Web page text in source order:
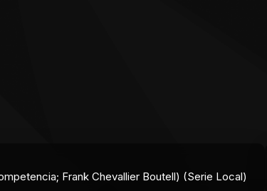
Frank Chevallier Boutell) (Serie Local)